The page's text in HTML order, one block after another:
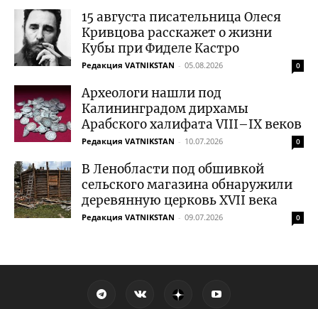
15 августа писательница Олеся
Кривцова расскажет о жизни
Кубы при Фиделе Кастро
Редакция VATNIKSTAN - 05.08.2026 0
Археологи нашли под
Калининградом дирхамы
Арабского халифата VIII–IX веков
Редакция VATNIKSTAN - 10.07.2026 0
В Ленобласти под обшивкой
сельского магазина обнаружили
деревянную церковь XVII века
Редакция VATNIKSTAN - 09.07.2026 0